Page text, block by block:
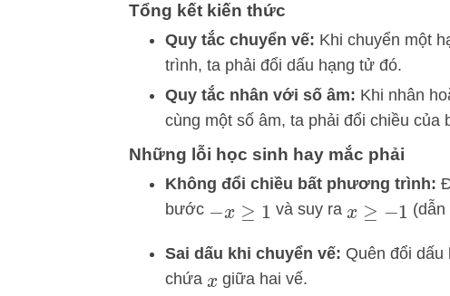
Tổng kết kiến thức
Quy tắc chuyển vế: Khi chuyển một
trình, ta phải đổi dấu hạng tử đó.
Quy tắc nhân với số âm: Khi nhân
cùng một số âm, ta phải đổi chiều của
Những lỗi học sinh hay mắc phải
Không đổi chiều bất phương trình:
bước −x≥ 1 và suy ra x≥− 1 (dẫn
Sai dấu khi chuyển vế: Quên đổi
chứa x giữa hai vế.